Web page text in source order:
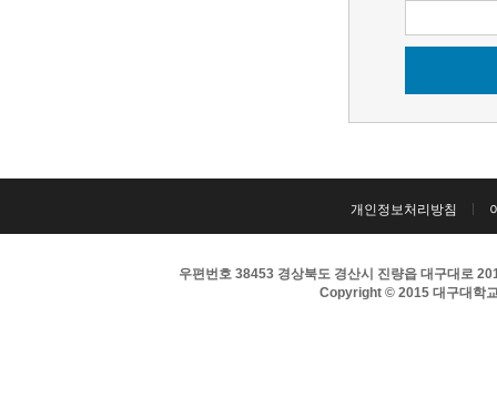
개인정보처리방침
우편번호 38453 경상북도 경산시 진량읍 대구대로
Copyright © 2015 대구대학